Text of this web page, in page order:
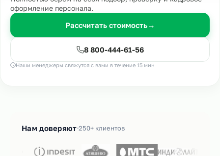
оформление персонала.
Рассчитать стоимость→
8 800-444-61-56
Наши менеджеры свяжутся с вами в течение 15 мин
Нам доверяют 250+ клиентов